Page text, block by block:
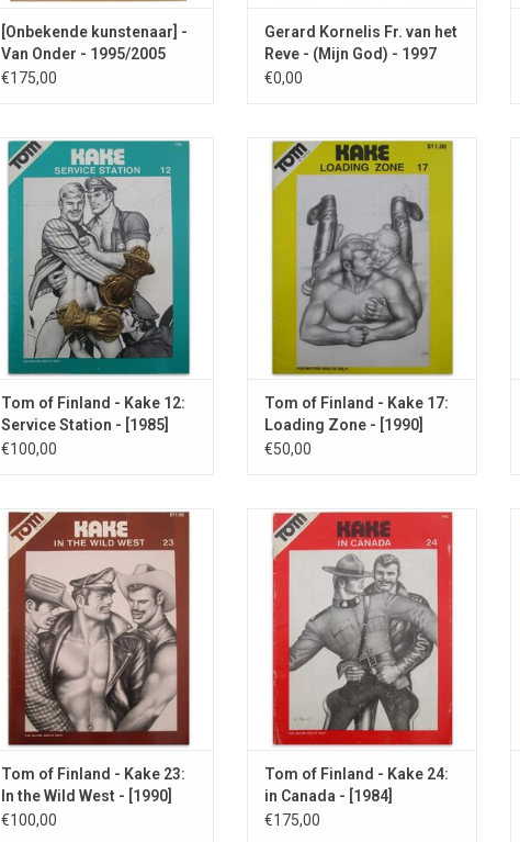
[Onbekende kunstenaar] -
Van Onder - 1995/2005
€175,00
Gerard Kornelis Fr. van het
Reve - (Mijn God) - 1997
€0,00
In dit nummer beleeft Kake een
orgie in een benzinestation.
TOEVOEGEN AAN WINKELWAGEN
Tom of Finland - Kake 12:
Service Station - [1985]
€100,00
Kake stoeit met stoere
vrachtwerkers.
TOEVOEGEN AAN WINKELWAGEN
Tom of Finland - Kake 17:
Loading Zone - [1990]
€50,00
Kake tussen de Cowboys.
TOEVOEGEN AAN WINKELWAGEN
Tom of Finland - Kake 23:
In the Wild West - [1990]
€100,00
EERSTE EDITIE!
TOEVOEGEN AAN WINKELWAGEN
Tom of Finland - Kake 24:
in Canada - [1984]
€175,00